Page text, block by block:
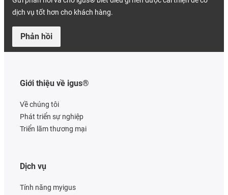
dịch vụ tốt hơn cho khách hàng.
Phản hồi
Giới thiệu về igus®
Về chúng tôi
Phát triển sự nghiệp
Triển lãm thương mại
Dịch vụ
Tính năng myigus